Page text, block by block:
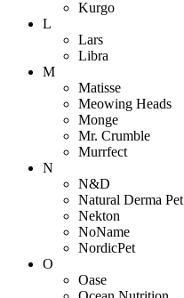
Kurgo
L
Lars
Libra
M
Matisse
Meowing Heads
Monge
Mr. Crumble
Murrfect
N
N&D
Natural Derma Pet
Nekton
NoName
NordicPet
O
Oase